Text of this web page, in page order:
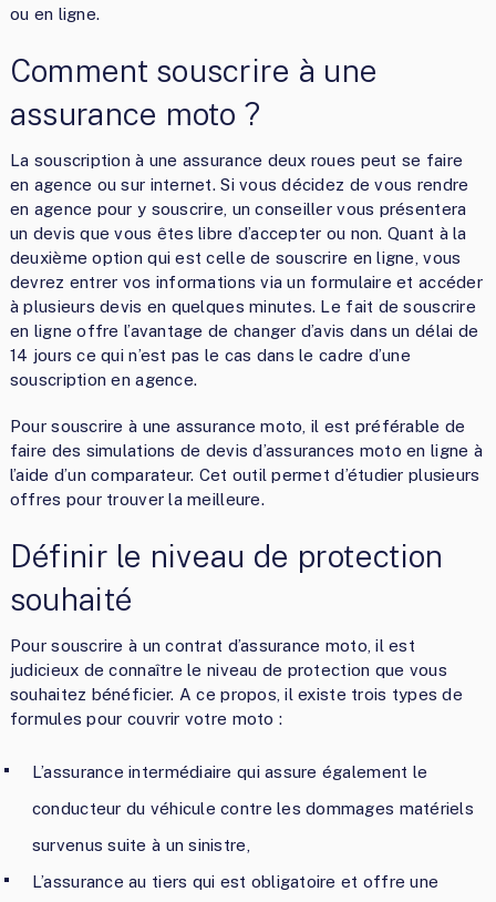
ou en ligne.
Comment souscrire à une
assurance moto ?
La souscription à une assurance deux roues peut se faire
en agence ou sur internet. Si vous décidez de vous rendre
en agence pour y souscrire, un conseiller vous présentera
un devis que vous êtes libre d’accepter ou non. Quant à la
deuxième option qui est celle de souscrire en ligne, vous
devrez entrer vos informations via un formulaire et accéder
à plusieurs devis en quelques minutes. Le fait de souscrire
en ligne offre l’avantage de changer d’avis dans un délai de
14 jours ce qui n’est pas le cas dans le cadre d’une
souscription en agence.
Pour souscrire à une assurance moto, il est préférable de
faire des simulations de devis d’assurances moto en ligne à
l’aide d’un comparateur. Cet outil permet d’étudier plusieurs
offres pour trouver la meilleure.
Définir le niveau de protection
souhaité
Pour souscrire à un contrat d’assurance moto, il est
judicieux de connaître le niveau de protection que vous
souhaitez bénéficier. A ce propos, il existe trois types de
formules pour couvrir votre moto :
L’assurance intermédiaire qui assure également le
conducteur du véhicule contre les dommages matériels
survenus suite à un sinistre,
L’assurance au tiers qui est obligatoire et offre une